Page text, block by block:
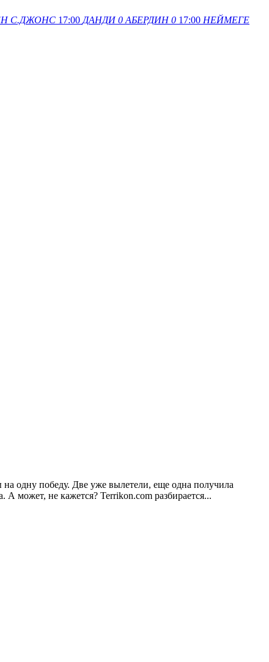
С.ДЖОНС 17:00 ДАНДИ 0 АБЕРДИН 0 17:00 НЕЙМЕГЕ
одну победу. Две уже вылетели, еще одна получила
может, не кажется? Terrikon.com разбирается...